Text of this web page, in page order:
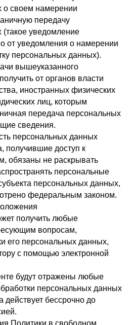
о своем намерении
передачу
уведомление
от уведомления о намерении
персональных данных).
вышеуказанного
от органов власти
иностранных физических
лиц, которым
передача персональных
сведения.
персональных данных
получившие доступ к
обязаны не раскрывать
персональные
персональных данных,
федеральным законом.
получить любые
вопросам,
его персональных данных,
с помощью электронной
будут отражены любые
персональных данных
бессрочно до
Политики в свободном